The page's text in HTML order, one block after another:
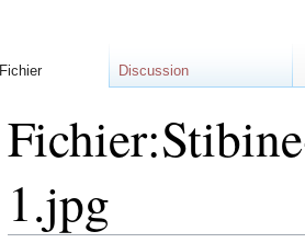
1.jpg
Fichier Discussion